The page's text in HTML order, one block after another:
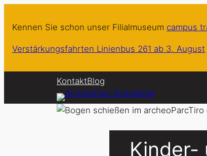
Inhalt
Kennen Sie schon unser Filialmuseum campus
Verstärkungsfahrten Linienbus 261 ab 3. August
KontaktBlog
Kinder-